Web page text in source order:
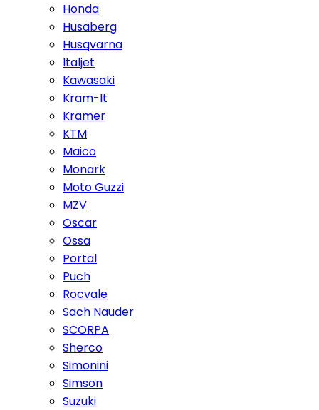
Honda
Husaberg
Husqvarna
Italjet
Kawasaki
Kram-It
Kramer
KTM
Maico
Monark
Moto Guzzi
MZV
Oscar
Ossa
Portal
Puch
Rocvale
Sach Nauder
SCORPA
Sherco
Simonini
Simson
Suzuki